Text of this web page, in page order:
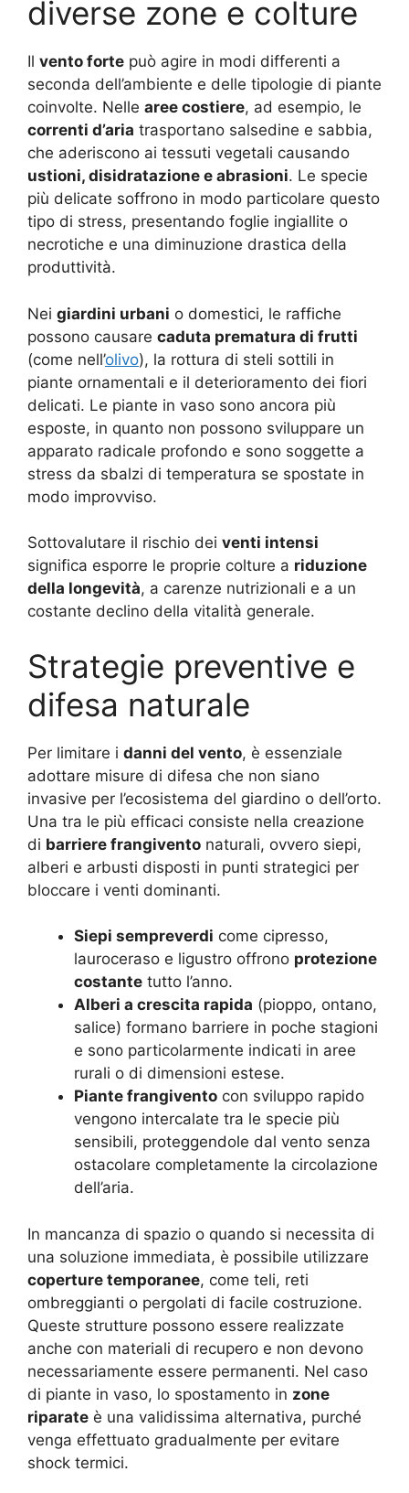
diverse zone e colture
Il vento forte può agire in modi differenti a
seconda dell’ambiente e delle tipologie di piante
coinvolte. Nelle aree costiere, ad esempio, le
correnti d’aria trasportano salsedine e sabbia,
che aderiscono ai tessuti vegetali causando
ustioni, disidratazione e abrasioni. Le specie
più delicate soffrono in modo particolare questo
tipo di stress, presentando foglie ingiallite o
necrotiche e una diminuzione drastica della
produttività.
Nei giardini urbani o domestici, le raffiche
possono causare caduta prematura di frutti
(come nell’olivo), la rottura di steli sottili in
piante ornamentali e il deterioramento dei fiori
delicati. Le piante in vaso sono ancora più
esposte, in quanto non possono sviluppare un
apparato radicale profondo e sono soggette a
stress da sbalzi di temperatura se spostate in
modo improvviso.
Sottovalutare il rischio dei venti intensi
significa esporre le proprie colture a riduzione
della longevità, a carenze nutrizionali e a un
costante declino della vitalità generale.
Strategie preventive e
difesa naturale
Per limitare i danni del vento, è essenziale
adottare misure di difesa che non siano
invasive per l’ecosistema del giardino o dell’orto.
Una tra le più efficaci consiste nella creazione
di barriere frangivento naturali, ovvero siepi,
alberi e arbusti disposti in punti strategici per
bloccare i venti dominanti.
Siepi sempreverdi come cipresso,
lauroceraso e ligustro offrono protezione
costante tutto l’anno.
Alberi a crescita rapida (pioppo, ontano,
salice) formano barriere in poche stagioni
e sono particolarmente indicati in aree
rurali o di dimensioni estese.
Piante frangivento con sviluppo rapido
vengono intercalate tra le specie più
sensibili, proteggendole dal vento senza
ostacolare completamente la circolazione
dell’aria.
In mancanza di spazio o quando si necessita di
una soluzione immediata, è possibile utilizzare
coperture temporanee, come teli, reti
ombreggianti o pergolati di facile costruzione.
Queste strutture possono essere realizzate
anche con materiali di recupero e non devono
necessariamente essere permanenti. Nel caso
di piante in vaso, lo spostamento in zone
riparate è una validissima alternativa, purché
venga effettuato gradualmente per evitare
shock termici.